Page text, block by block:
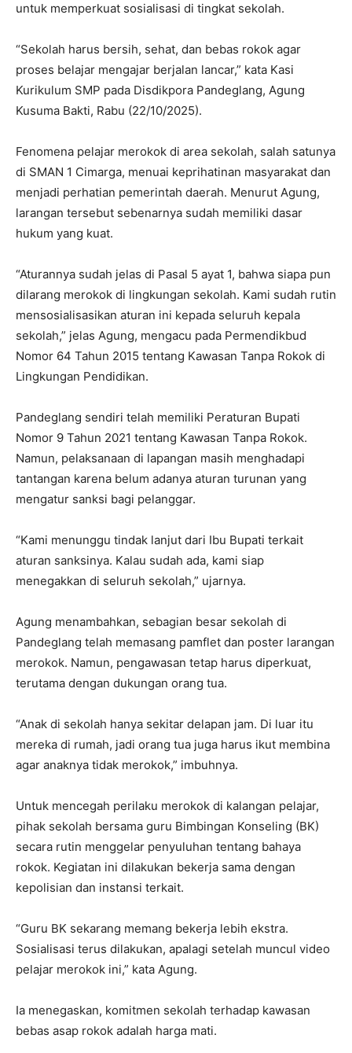
untuk memperkuat sosialisasi di tingkat sekolah.
“Sekolah harus bersih, sehat, dan bebas rokok agar
proses belajar mengajar berjalan lancar,” kata Kasi
Kurikulum SMP pada Disdikpora Pandeglang, Agung
Kusuma Bakti, Rabu (22/10/2025).
Fenomena pelajar merokok di area sekolah, salah satunya
di SMAN 1 Cimarga, menuai keprihatinan masyarakat dan
menjadi perhatian pemerintah daerah. Menurut Agung,
larangan tersebut sebenarnya sudah memiliki dasar
hukum yang kuat.
“Aturannya sudah jelas di Pasal 5 ayat 1, bahwa siapa pun
dilarang merokok di lingkungan sekolah. Kami sudah rutin
mensosialisasikan aturan ini kepada seluruh kepala
sekolah,” jelas Agung, mengacu pada Permendikbud
Nomor 64 Tahun 2015 tentang Kawasan Tanpa Rokok di
Lingkungan Pendidikan.
Pandeglang sendiri telah memiliki Peraturan Bupati
Nomor 9 Tahun 2021 tentang Kawasan Tanpa Rokok.
Namun, pelaksanaan di lapangan masih menghadapi
tantangan karena belum adanya aturan turunan yang
mengatur sanksi bagi pelanggar.
“Kami menunggu tindak lanjut dari Ibu Bupati terkait
aturan sanksinya. Kalau sudah ada, kami siap
menegakkan di seluruh sekolah,” ujarnya.
Agung menambahkan, sebagian besar sekolah di
Pandeglang telah memasang pamflet dan poster larangan
merokok. Namun, pengawasan tetap harus diperkuat,
terutama dengan dukungan orang tua.
“Anak di sekolah hanya sekitar delapan jam. Di luar itu
mereka di rumah, jadi orang tua juga harus ikut membina
agar anaknya tidak merokok,” imbuhnya.
Untuk mencegah perilaku merokok di kalangan pelajar,
pihak sekolah bersama guru Bimbingan Konseling (BK)
secara rutin menggelar penyuluhan tentang bahaya
rokok. Kegiatan ini dilakukan bekerja sama dengan
kepolisian dan instansi terkait.
“Guru BK sekarang memang bekerja lebih ekstra.
Sosialisasi terus dilakukan, apalagi setelah muncul video
pelajar merokok ini,” kata Agung.
Ia menegaskan, komitmen sekolah terhadap kawasan
bebas asap rokok adalah harga mati.